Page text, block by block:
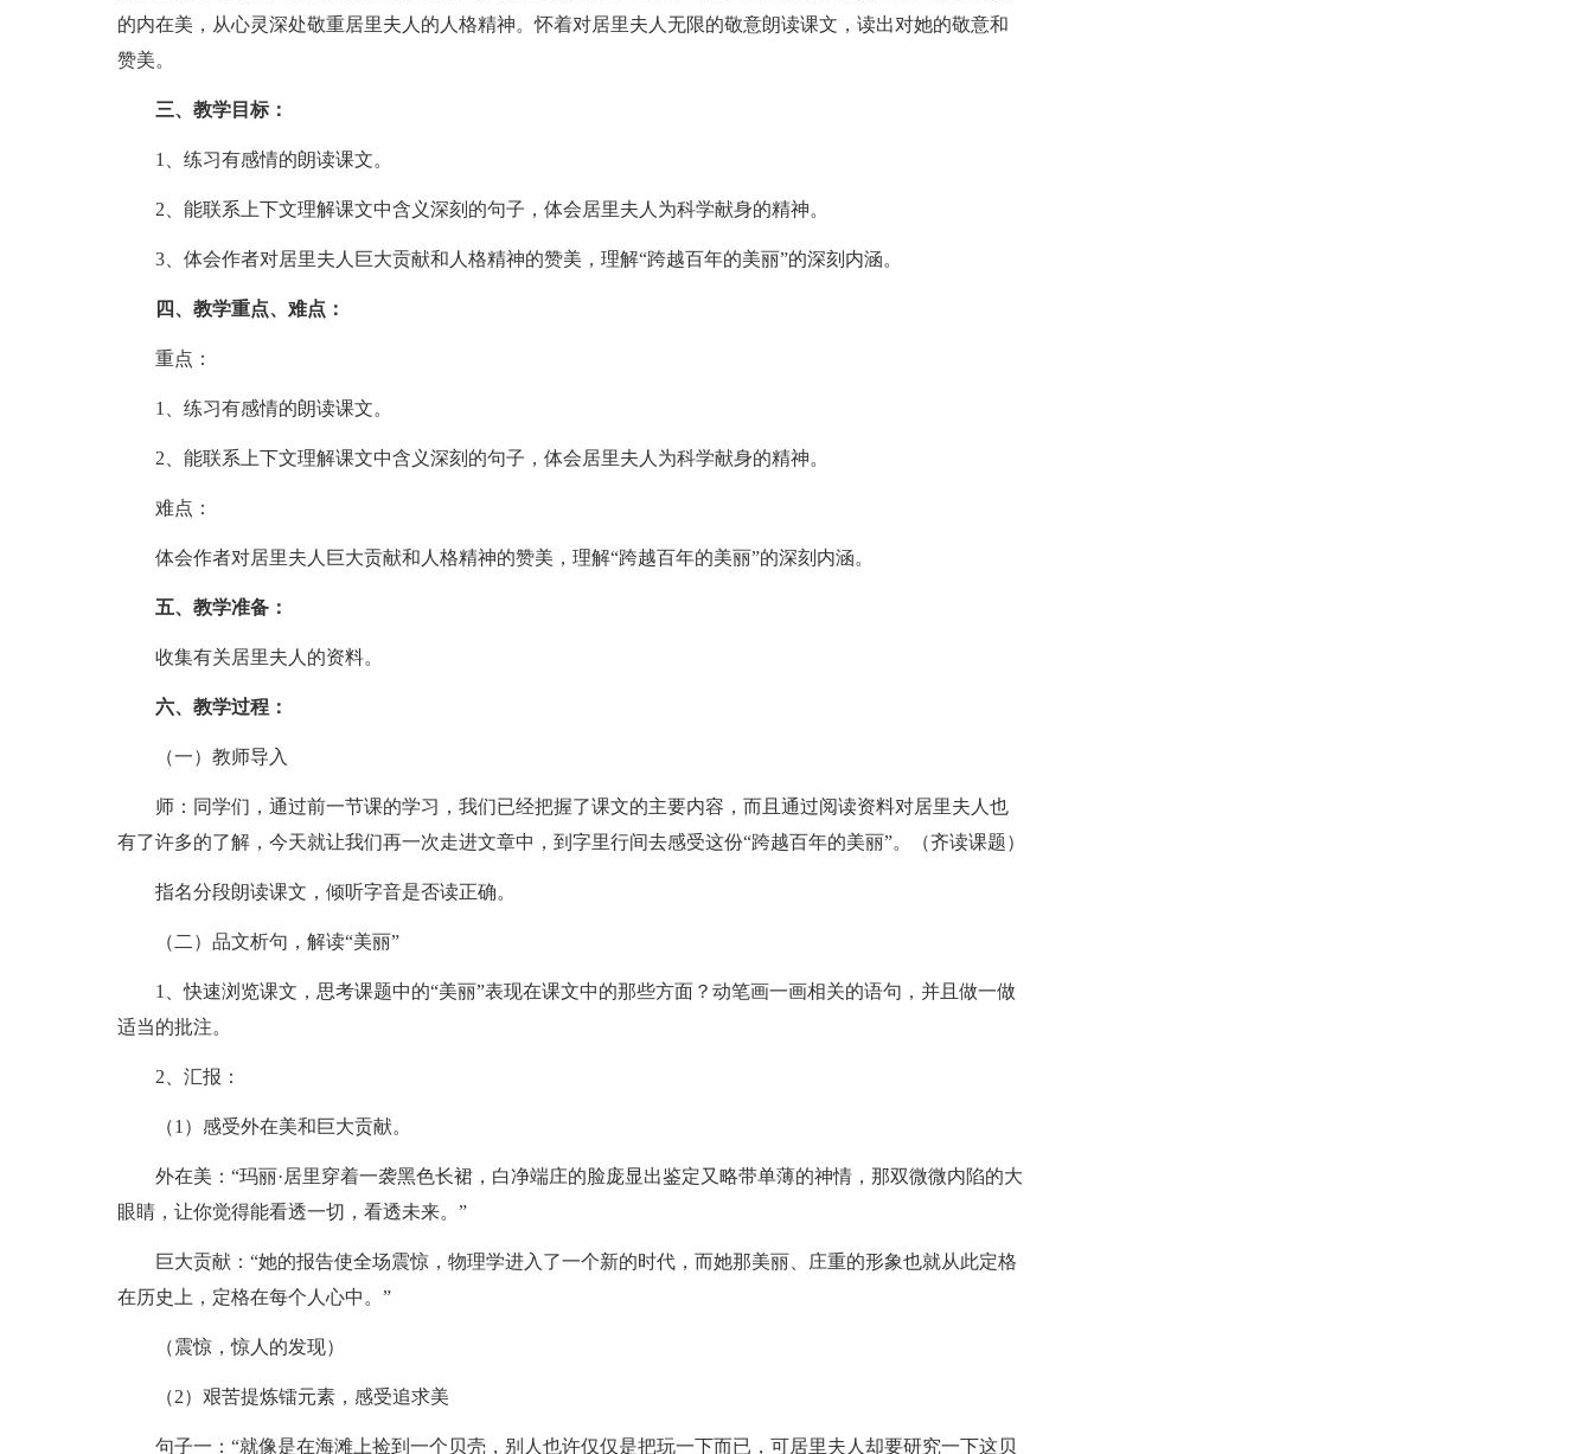
的内在美，从心灵深处敬重居里夫人的人格精神。怀着对居里夫人无限的敬意朗读课文，读出对她的敬意和
赞美。
三、教学目标：
1、练习有感情的朗读课文。
2、能联系上下文理解课文中含义深刻的句子，体会居里夫人为科学献身的精神。
3、体会作者对居里夫人巨大贡献和人格精神的赞美，理解“跨越百年的美丽”的深刻内涵。
四、教学重点、难点：
重点：
1、练习有感情的朗读课文。
2、能联系上下文理解课文中含义深刻的句子，体会居里夫人为科学献身的精神。
难点：
体会作者对居里夫人巨大贡献和人格精神的赞美，理解“跨越百年的美丽”的深刻内涵。
五、教学准备：
收集有关居里夫人的资料。
六、教学过程：
（一）教师导入
师：同学们，通过前一节课的学习，我们已经把握了课文的主要内容，而且通过阅读资料对居里夫人也
有了许多的了解，今天就让我们再一次走进文章中，到字里行间去感受这份“跨越百年的美丽”。（齐读课题）
指名分段朗读课文，倾听字音是否读正确。
（二）品文析句，解读“美丽”
1、快速浏览课文，思考课题中的“美丽”表现在课文中的那些方面？动笔画一画相关的语句，并且做一做
适当的批注。
2、汇报：
（1）感受外在美和巨大贡献。
外在美：“玛丽·居里穿着一袭黑色长裙，白净端庄的脸庞显出鉴定又略带单薄的神情，那双微微内陷的大
眼睛，让你觉得能看透一切，看透未来。”
巨大贡献：“她的报告使全场震惊，物理学进入了一个新的时代，而她那美丽、庄重的形象也就从此定格
在历史上，定格在每个人心中。”
（震惊，惊人的发现）
（2）艰苦提炼镭元素，感受追求美
句子一：“就像是在海滩上捡到一个贝壳，别人也许仅仅是把玩一下而已，可居里夫人却要研究一下这贝